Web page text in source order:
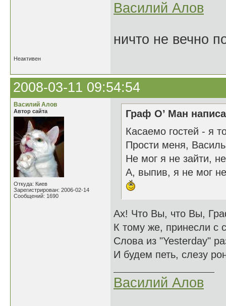
Василий Алов
ничто не вечно
Неактивен
2008-03-11 09:54:54
Василий Алов
Автор сайта
Откуда: Киев
Зарегистрирован: 2006-02-14
Сообщений: 1690
Граф О’ Ман
Касаемо гостей - я
Прости меня,
Не мог я не зайти,
А, выпив, я не мог
Ах! Что Вы, что Вы,
К тому же, принесли с
Слова из "Yesterday"
И будем петь, слезу
Василий Алов